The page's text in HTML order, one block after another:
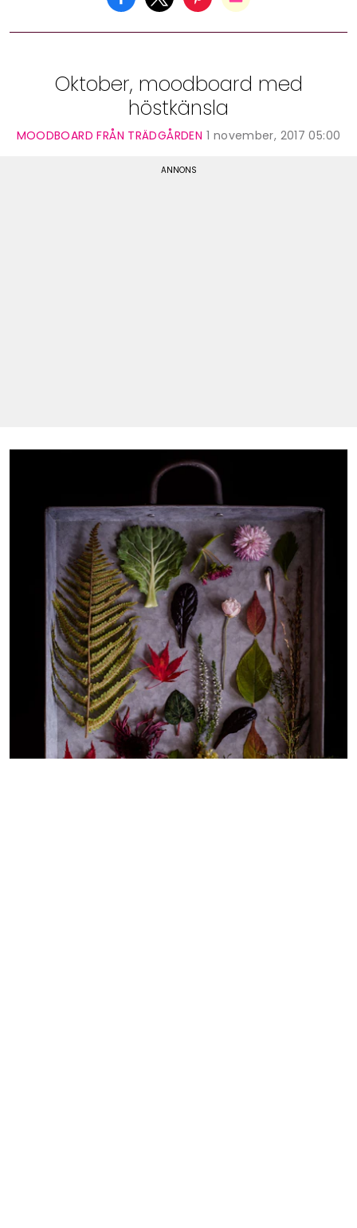
Oktober, moodboard med
höstkänsla
MOODBOARD FRÅN TRÄDGÅRDEN 1 november, 2017 05:00